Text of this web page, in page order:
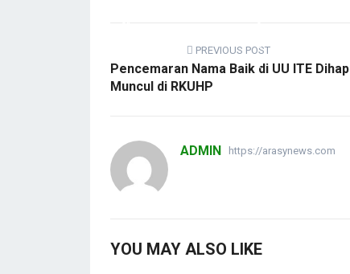
PREVIOUS POST
Pencemaran Nama Baik di UU ITE
Muncul di RKUHP
ADMIN https://arasynews.com
YOU MAY ALSO LIKE